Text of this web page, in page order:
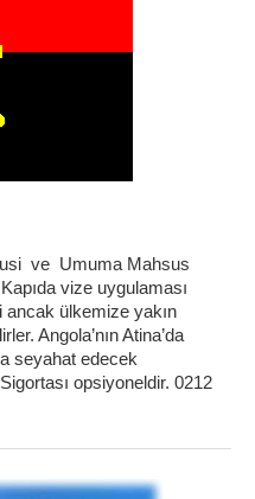
ve Umuma Mahsus
vize uygulaması
ancak ülkemize yakın
Angola’nın Atina’da
seyahat edecek
opsiyoneldir. 0212